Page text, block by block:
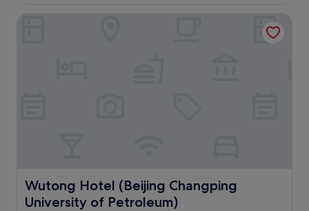
Wutong Hotel (Beijing Changping
University of Petroleum)
Wutong Hotel (Beijing Changping University of
Wutong Hotel (Beijing Changping University of